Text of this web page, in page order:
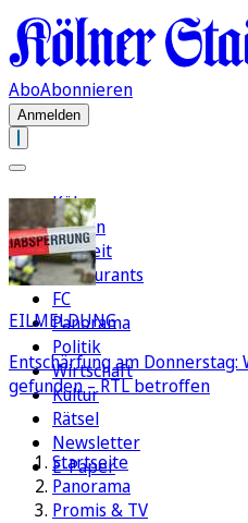
AboAbonnieren
Anmelden
Köln
Region
Freizeit
Restaurants
FC
Panorama
Politik
Wirtschaft
Kultur
Rätsel
Newsletter
E-Paper
EILMELDUNG
Entschärfung am
gefunden – RTL betroffen
Startseite
Panorama
Promis & TV